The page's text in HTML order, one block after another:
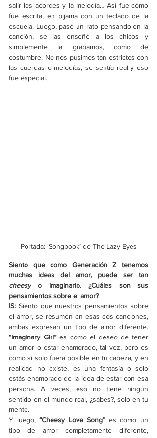
salir los acordes y la melodía… Así fue cómo
fue escrita, en pijama con un teclado de la
escuela. Luego, pasé un rato pensando en la
canción, se las enseñé a los chicos y
simplemente la grabamos, como de
costumbre. No nos pusimos tan estrictos con
las cuerdas o melodías, se sentía real y eso
fue especial.
Portada: ‘Songbook’ de The Lazy Eyes
Siento que como Generación Z tenemos
cheesy o imaginario. ¿Cuáles son sus
pensamientos sobre el amor?
IS: Siento que nuestros pensamientos sobre
el amor, se resumen en esas dos canciones,
“Imaginary Girl” es como el deseo de tener
un amor o estar enamorado, tal vez, pero es
como si solo fuera posible en tu cabeza, y en
realidad no existe, es una fantasía o solo
estás enamorado de la idea de estar con esa
persona. A veces, eso no tiene ningún
sentido en el mundo real, ¿sabes?, solo en tu
mente.
Y luego, “Cheesy Love Song” es como un
tipo de amor completamente diferente,